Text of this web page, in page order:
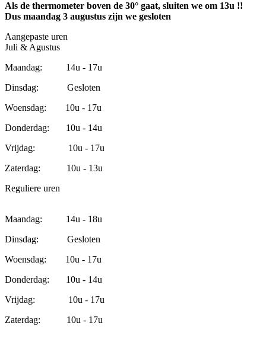
Als de thermometer boven de 30° gaat, sluiten we om 13u !!
Dus maandag 3 augustus zijn we gesloten
Aangepaste uren
Juli & Agustus
Maandag: 14u - 17u
Dinsdag: Gesloten
Woensdag: 10u - 17u
Donderdag: 10u - 14u
Vrijdag: 10u - 17u
Zaterdag: 10u - 13u
Reguliere uren
Maandag: 14u - 18u
Dinsdag: Gesloten
Woensdag: 10u - 17u
Donderdag: 10u - 14u
Vrijdag: 10u - 17u
Zaterdag: 10u - 17u